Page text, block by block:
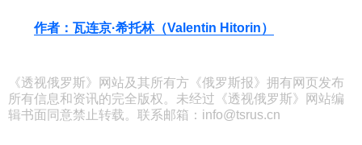
作者：瓦连京·希托林（Valentin Hitorin）
《透视俄罗斯》网站及其所有方《俄罗斯报》拥有网页发布
所有信息和资讯的完全版权。未经过《透视俄罗斯》网站编
辑书面同意禁止转载。联系邮箱：info@tsrus.cn